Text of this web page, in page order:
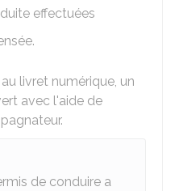
effectuées
livret numérique, un
avec l'aide de
de conduire a